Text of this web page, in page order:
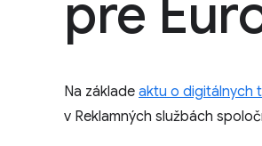
pre
Na základe aktu o digitálnych
v Reklamných službách